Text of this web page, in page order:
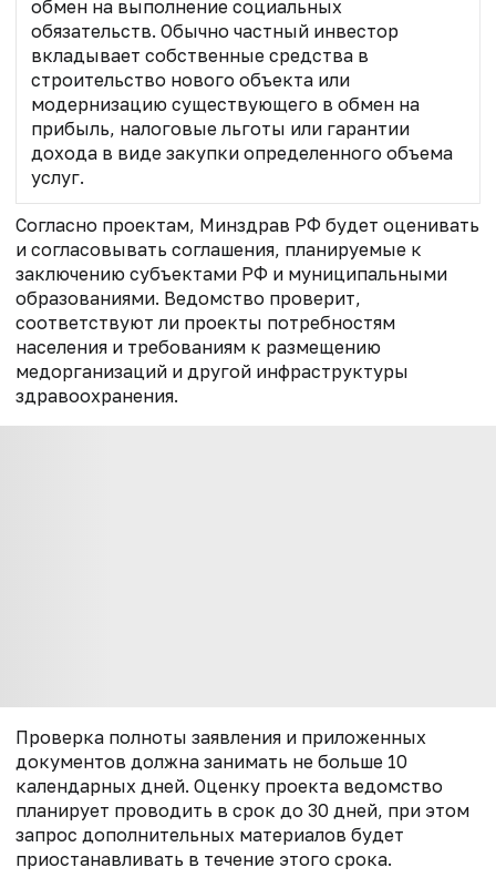
обмен на выполнение социальных
обязательств. Обычно частный инвестор
вкладывает собственные средства в
строительство нового объекта или
модернизацию существующего в обмен на
прибыль, налоговые льготы или гарантии
дохода в виде закупки определенного объема
услуг.
Согласно проектам, Минздрав РФ будет оценивать
и согласовывать соглашения, планируемые к
заключению субъектами РФ и муниципальными
образованиями. Ведомство проверит,
соответствуют ли проекты потребностям
населения и требованиям к размещению
медорганизаций и другой инфраструктуры
здравоохранения.
Проверка полноты заявления и приложенных
документов должна занимать не больше 10
календарных дней. Оценку проекта ведомство
планирует проводить в срок до 30 дней, при этом
запрос дополнительных материалов будет
приостанавливать в течение этого срока.